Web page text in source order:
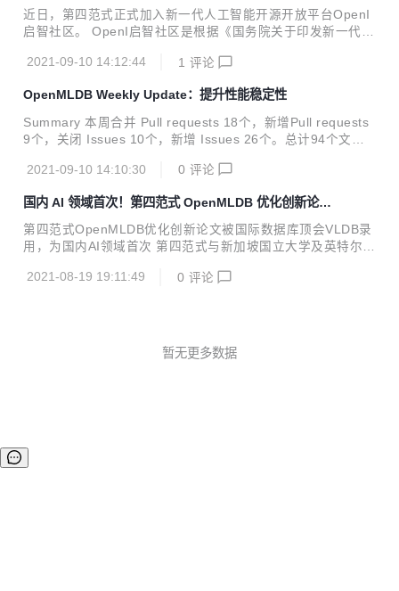
t in some y...
近日，第四范式正式加入新一代人工智能开源开放平台OpenI
启智社区。 OpenI启智社区是根据《国务院关于印发新一代人
人工智能产业技术创新战略联盟（AITISA）组织产学研用通力
过构建开源开放生态、搭建软硬件开发环境、汇聚和孵化优秀
AI开源项目、鼓励开发者参与AI开源项目开发等方式，促进人
工智能领域的开源开放协同创新，推动人工智能产业健康快速
“开源开放、尊重创新”为原则，汇聚了鹏城实验室、北京智源
2021-09-10 14:12:44 1 评论
OpenMLDB Weekly Update：提升性能稳定性
Summary 本周合并 Pull requests 18个，新增Pull requests
9个，关闭 Issues 10个，新增 Issues 26个。总计94个文件
本v0.2.3。了解OpenMLDB Merged Pull Requests docs: ad
refactor: refact AppendEntries in log replicator#327 fix: sq
l and ns client des...
2021-09-10 14:10:30 0 评论
国内 AI 领域首次！第四范式 OpenMLDB 优化创新论文
被国际数据库顶会 VLDB 录用
第四范式OpenMLDB优化创新论文被国际数据库顶会VLDB录
用，为国内AI领域首次 第四范式与新加坡国立大学及英特尔的
据库OpenMLDB（Open Source Machine Learning Databa
认为数据管理与数据库领域的三大国际顶尖学术会议。 这是国
2021-08-19 19:11:49 0 评论
暂无更多数据